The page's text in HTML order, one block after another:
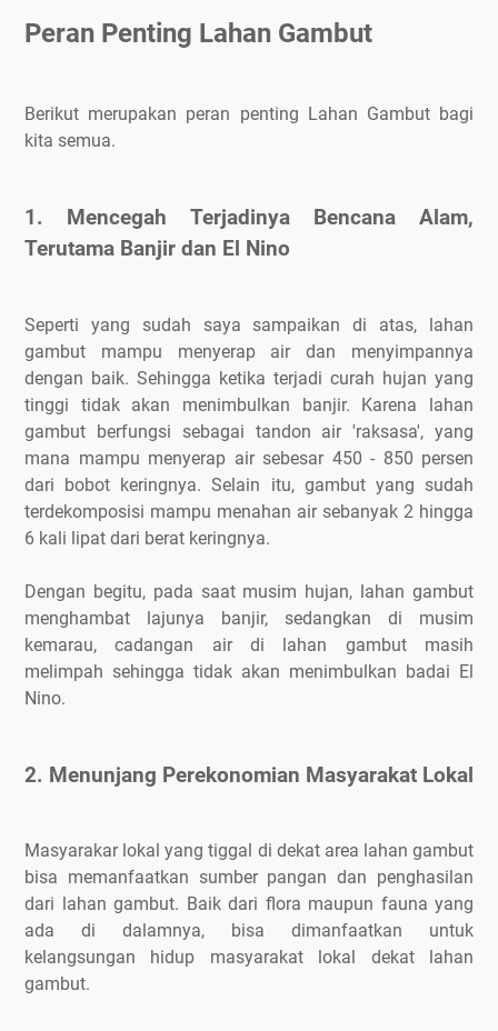
5. Bekerja Sama dengan Masyarakat Setempat
Peran Penting Lahan Gambut
Berikut merupakan peran penting Lahan Gambut bagi
kita semua.
1. Mencegah Terjadinya Bencana Alam,
Terutama Banjir dan El Nino
Seperti yang sudah saya sampaikan di atas, lahan
gambut mampu menyerap air dan menyimpannya
dengan baik. Sehingga ketika terjadi curah hujan yang
tinggi tidak akan menimbulkan banjir. Karena lahan
gambut berfungsi sebagai tandon air 'raksasa', yang
mana mampu menyerap air sebesar 450 - 850 persen
dari bobot keringnya. Selain itu, gambut yang sudah
terdekomposisi mampu menahan air sebanyak 2 hingga
6 kali lipat dari berat keringnya.
Dengan begitu, pada saat musim hujan, lahan gambut
menghambat lajunya banjir, sedangkan di musim
kemarau, cadangan air di lahan gambut masih
melimpah sehingga tidak akan menimbulkan badai El
Nino.
2. Menunjang Perekonomian Masyarakat Lokal
Masyarakar lokal yang tiggal di dekat area lahan gambut
bisa memanfaatkan sumber pangan dan penghasilan
dari lahan gambut. Baik dari flora maupun fauna yang
ada di dalamnya, bisa dimanfaatkan untuk
kelangsungan hidup masyarakat lokal dekat lahan
gambut.